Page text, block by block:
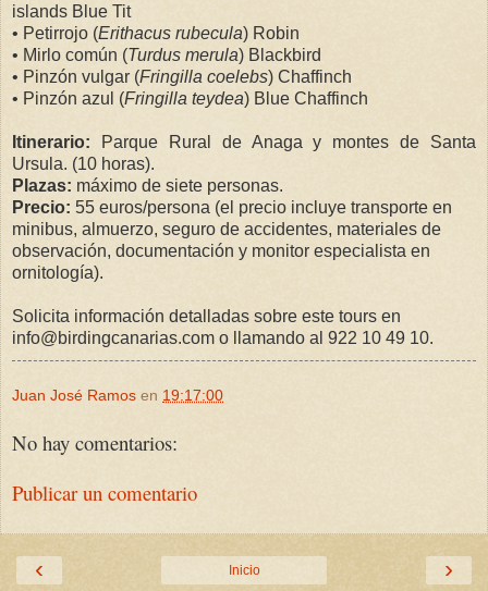
islands Blue Tit
• Petirrojo (Erithacus rubecula) Robin
• Mirlo común (Turdus merula) Blackbird
• Pinzón vulgar (Fringilla coelebs) Chaffinch
• Pinzón azul (Fringilla teydea) Blue Chaffinch
Itinerario: Parque Rural de Anaga y montes de Santa
Ursula. (10 horas).
Plazas: máximo de siete personas.
Precio: 55 euros/persona (el precio incluye transporte en
minibus, almuerzo, seguro de accidentes, materiales de
observación, documentación y monitor especialista en
ornitología).
Solicita información detalladas sobre este tours en
info@birdingcanarias.com o llamando al 922 10 49 10.
Juan José Ramos en 19:17:00
No hay comentarios:
Publicar un comentario
‹ ›
Inicio